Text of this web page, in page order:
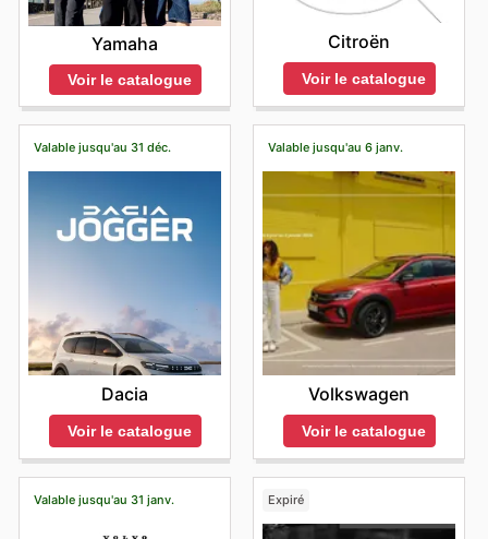
Yamaha
Voir le catalogue
Citroën
Voir le catalogue
Valable jusqu'au 31 déc.
Dacia
Voir le catalogue
Valable jusqu'au 6 janv.
Volkswagen
Voir le catalogue
Valable jusqu'au 31 janv. Expiré